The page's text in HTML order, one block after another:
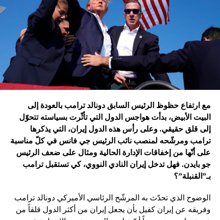
التي اندلعت في عهد بايدن، قد
يضغط على إسرائيل لوقف الحرب
في غزة
إدارة بايدن ونهاية منظومة.. وانتقام نتنياهو
فتح باباً كبيراً على تحوّلات جذرية في السياسة الأميركية وتعاطي
إسرائيل معها، أبرزها:
مع ارتفاع حظوظ الرئيس السابق دونالد ترامب بالعودة إلى
البيت الأبيض، بدأت هواجس الدول التي تأثّرت بسياسته تتحوّل
إلى قلق حقيقي. وعلى رأس هذه الدول إيران، التي يذكرها
ترامب ومرشّحه لمنصب نائب الرئيس جي فانس في كلّ مناسبة
على أنّها من إخفاقات الإدارة الحالية ومثال على ضعف الرئيس
جو بايدن. فهل تدخل إيران النادي النووي، كي تستقبل ترامب
بـ”القنبلة”؟
الوضوح الذي تحدّث به المرشّح الرئاسي الأميركي دونالد ترامب
وفريقه عن إيران كفيل بأن يجعل إيران من أكثر الدول قلقاً من